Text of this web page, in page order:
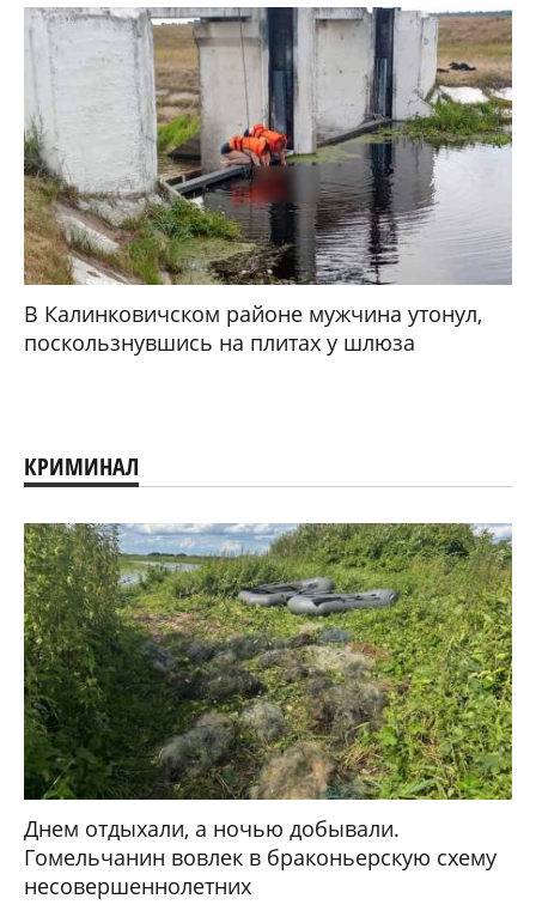
В Калинковичском районе мужчина утонул,
поскользнувшись на плитах у шлюза
КРИМИНАЛ
Днем отдыхали, а ночью добывали.
Гомельчанин вовлек в браконьерскую схему
несовершеннолетних